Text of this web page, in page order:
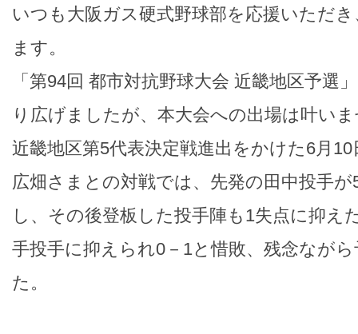
いつも大阪ガス硬式野球部を応援いただ
ます。
「第94回 都市対抗野球大会 近畿地区予選
り広げましたが、本大会への出場は叶い
近畿地区第5代表決定戦進出をかけた6月
広畑さまとの対戦では、先発の田中投手
し、その後登板した投手陣も1失点に抑え
手投手に抑えられ0－1と惜敗、残念なが
た。